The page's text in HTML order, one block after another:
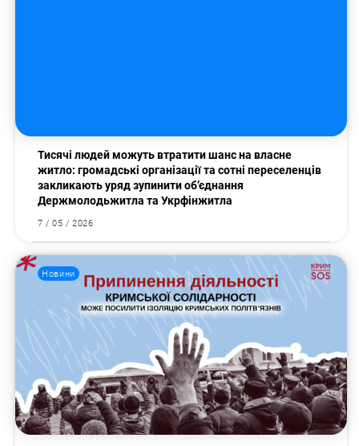
Тисячі людей можуть втратити шанс на власне
житло: громадські організації та сотні переселенців
закликають уряд зупинити об’єднання
Держмолодьжитла та Укрфінжитла
7 / 05 / 2026
Новини